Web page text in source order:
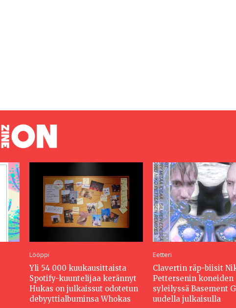
Lööppi
Yli 54 000 kuukausittaista
Spotify-kuuntelijaa kerännyt
Hukas on julkaissut odotetun
debyyttialbuminsa Whokas
Eetteri
Clavertin räp-biisit
Pettersenin koneiden
syleilyssä Basement
uudella julkaisulla